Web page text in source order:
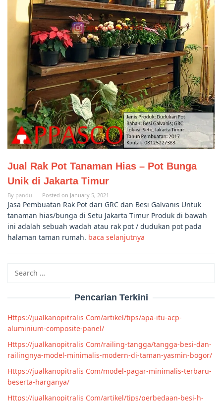
Jual Rak Pot Tanaman Hias – Pot Bunga
Unik di Jakarta Timur
By pandu Posted on January 5, 2021
Jasa Pembuatan Rak Pot dari GRC dan Besi Galvanis Untuk
tanaman hias/bunga di Setu Jakarta Timur Produk di bawah
ini adalah sebuah wadah atau rak pot / dudukan pot pada
halaman taman rumah. baca selanjutnya
for:
Pencarian Terkini
Https://jualkanopitralis Com/artikel/tips/apa-itu-acp-
aluminium-composite-panel/
Https://jualkanopitralis Com/railing-tangga/tangga-besi-dan-
railingnya-model-minimalis-modern-di-taman-yasmin-bogor/
Https://jualkanopitralis Com/model-pagar-minimalis-terbaru-
beserta-harganya/
Https://jualkanopitralis Com/artikel/tips/perbedaan-besi-h-